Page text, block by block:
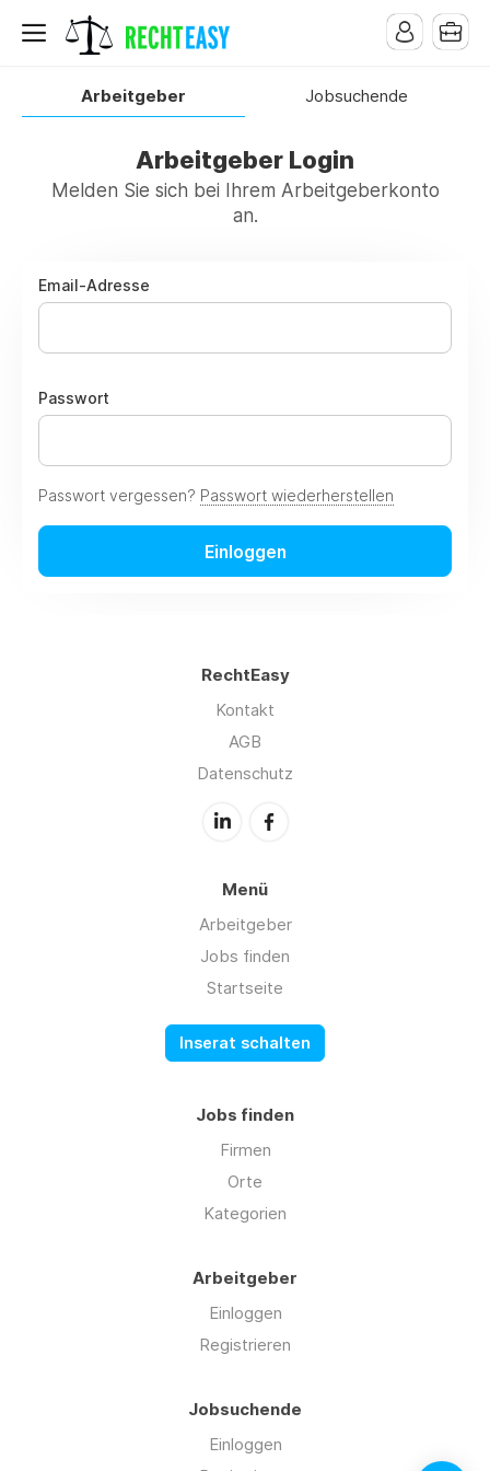
Arbeitgeber Jobsuchende
Arbeitgeber Login
Melden Sie sich bei Ihrem Arbeitgeberkonto
an.
Email-Adresse
Passwort
Passwort vergessen? Passwort wiederherstellen
Einloggen
RechtEasy
Kontakt
AGB
Datenschutz
Menü
Arbeitgeber
Jobs finden
Startseite
Inserat schalten
Jobs finden
Firmen
Orte
Kategorien
Arbeitgeber
Einloggen
Registrieren
Jobsuchende
Einloggen